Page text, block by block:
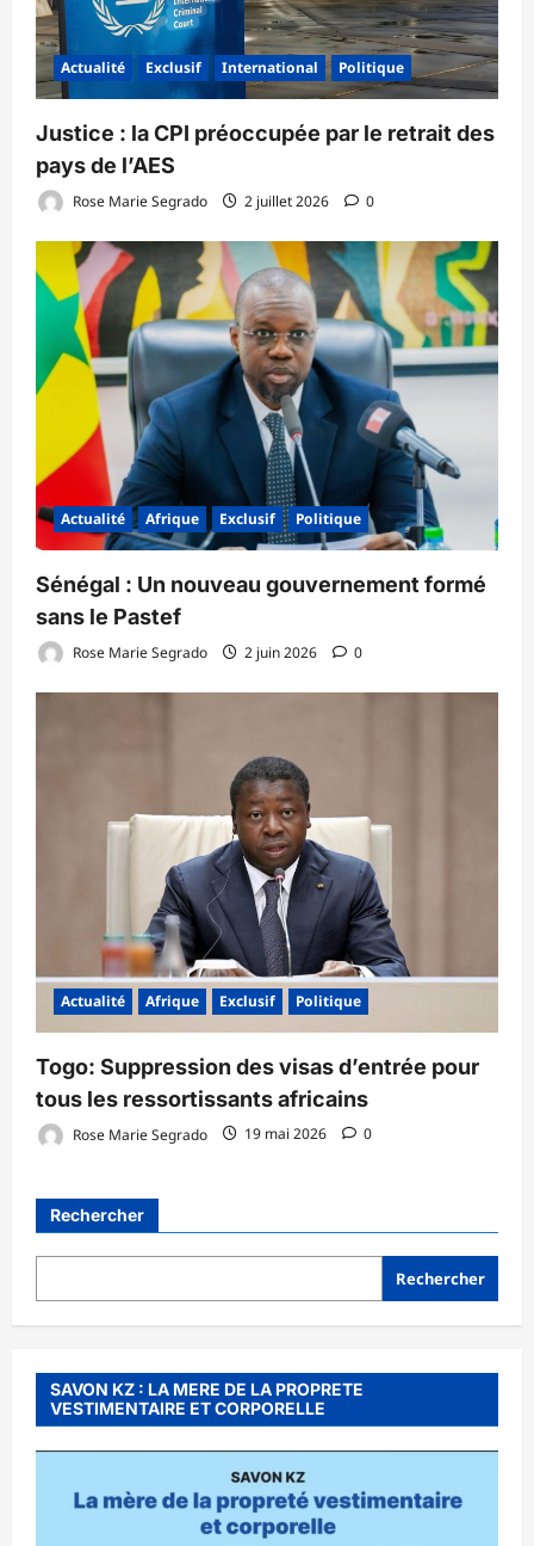
Actualité Exclusif International Politique
‎Justice : la CPI préoccupée par le retrait des
pays de l’AES ‎
Rose Marie Segrado 2 juillet 2026 0
Actualité Afrique Exclusif Politique
Sénégal : Un nouveau gouvernement formé
sans le Pastef
Rose Marie Segrado 2 juin 2026 0
Actualité Afrique Exclusif Politique
Togo: Suppression des visas d’entrée pour
tous les ressortissants africains
Rose Marie Segrado 19 mai 2026 0
Rechercher
Rechercher
SAVON KZ : LA MERE DE LA PROPRETE
VESTIMENTAIRE ET CORPORELLE